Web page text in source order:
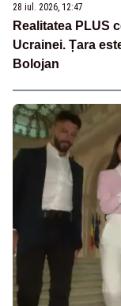
28 iul. 2026, 12:47
Realitatea PLUS
Ucrainei. Țara
Bolojan